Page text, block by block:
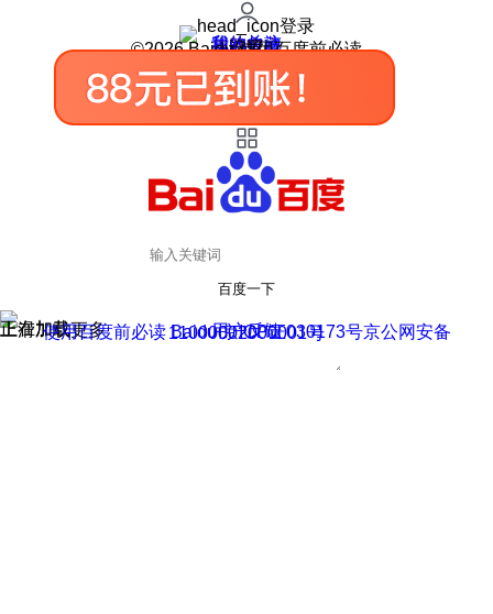
登录
我的关注
我的收藏
皮肤中心
用户反馈
设置
©2026 Baidu 使用百度前必读
百度一下
正在加载
上滑加载更多 用户反馈
使用百度前必读 Baidu 京ICP证030173号
京公网安备11000002000001号